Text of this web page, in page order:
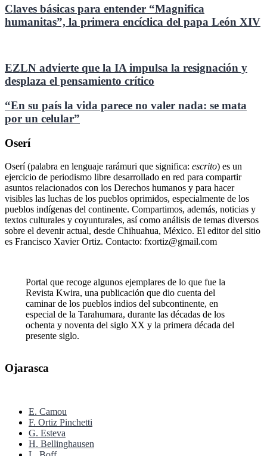
Claves básicas para entender “Magnifica
humanitas”, la primera encíclica del papa León XIV
EZLN advierte que la IA impulsa la resignación y
desplaza el pensamiento crítico
“En su país la vida parece no valer nada: se mata
por un celular”
Oserí
Oserí (palabra en lenguaje rarámuri que significa: escrito) es un
ejercicio de periodismo libre desarrollado en red para compartir
asuntos relacionados con los Derechos humanos y para hacer
visibles las luchas de los pueblos oprimidos, especialmente de los
pueblos indígenas del continente. Compartimos, además, noticias y
textos culturales y coyunturales, así como análisis de temas diversos
sobre el devenir actual, desde Chihuahua, México. El editor del sitio
es Francisco Xavier Ortiz. Contacto: fxortiz@gmail.com
Portal que recoge algunos ejemplares de lo que fue la
Revista Kwira, una publicación que dio cuenta del
caminar de los pueblos indios del subcontinente, en
especial de la Tarahumara, durante las décadas de los
ochenta y noventa del siglo XX y la primera década del
presente siglo.
Ojarasca
E. Camou
F. Ortiz Pinchetti
G. Esteva
H. Bellinghausen